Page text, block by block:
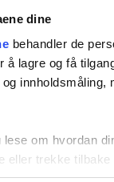
dine
behandler de
å lagre og få
lese om hvordan
eller trekke
interessant
«De skjulte
på